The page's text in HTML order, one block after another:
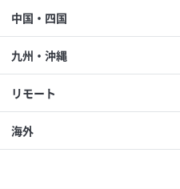
中国・四国
九州・沖縄
リモート
海外